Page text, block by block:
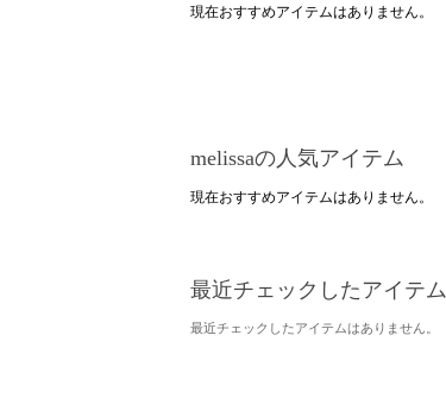
現在おすすめアイテムはありません。
melissaの人気アイテム
現在おすすめアイテムはありません。
最近チェックしたアイテム
最近チェックしたアイテムはありません。